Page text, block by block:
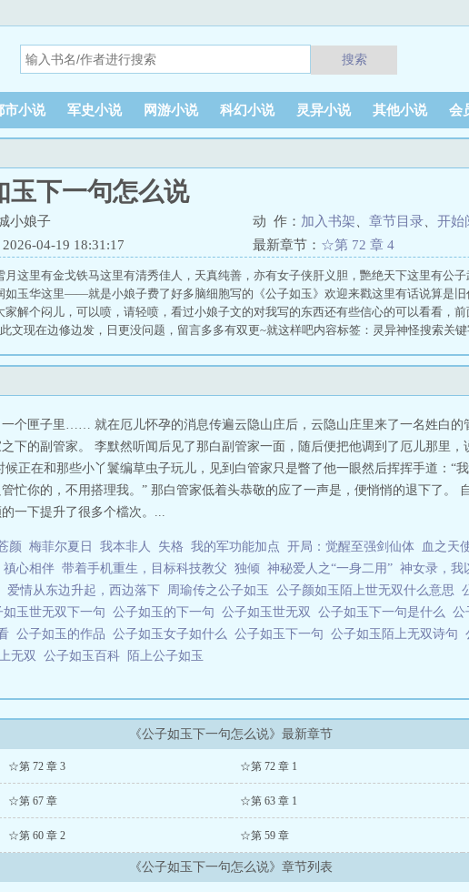
搜索
市小说 军史小说 网游小说 科幻小说 灵异小说 其他小说 会
玉下一句怎么说
小娘子 动 作： 加入书架 章节目录
开始
04-19 18:31:17
最新章节： ☆第 72 章 4
月这里有金戈铁马这里有清秀佳人，天真纯善，亦有女子侠肝义胆，艷绝天下这里有公
如玉华这里——就是小娘子费了好多脑细胞写的《公子如玉》欢迎来戳这里有话说算是
家解个闷儿，可以喷，请轻喷，看过小娘子文的对我写的东西还有些信心的可以看看，
文现在边修边发，日更没问题，留言多多有双更~就这样吧内容标签：灵异神怪搜索关
个匣子里…… 就在厄儿怀孕的消息传遍云隐山庄后，云隐山庄里来了一名姓白的
下的副管家。 李默然听闻后见了那白副管家一面，随后便把他调到了厄儿那里
正在和那些小丫鬟编草虫子玩儿，见到白管家只是瞥了他一眼然后挥挥手道：“
忙你的，不用搭理我。” 那白管家低着头恭敬的应了一声是，便悄悄的退下了。
一下提升了很多个檔次。...
颜 梅菲尔夏日 我本非人 失格 我的军功能加点 开局：觉醒至强剑仙体 血之天
禛心相伴 带着手机重生，目标科技教父 独倾 神秘爱人之“一身二用” 神女录，我
爱情从东边升起，西边落下 周瑜传之公子如玉 公子颜如玉陌上世无双什么意思
如玉世无双下一句 公子如玉的下一句 公子如玉世无双 公子如玉下一句是什么 公
公子如玉的作品 公子如玉女子如什么 公子如玉下一句 公子如玉陌上无双诗句
无双 公子如玉百科 陌上公子如玉
《公子如玉下一句怎么说》最新章节
☆第 72 章 3 ☆第 72 章 1
☆第 67 章 ☆第 63 章 1
☆第 60 章 2 ☆第 59 章
《公子如玉下一句怎么说》章节列表